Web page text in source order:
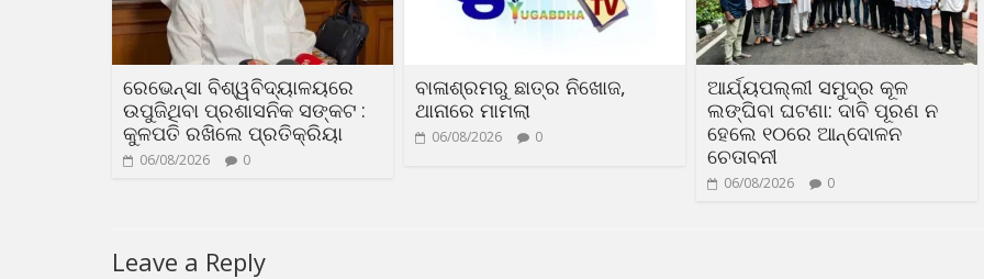
ରେଭେନ୍ସା ବିଶ୍ୱବିଦ୍ୟାଳୟରେ
ଉପୁଜିଥିବା ପ୍ରଶାସନିକ ସଙ୍କଟ :
କୁଳପତି ରଖିଲେ ପ୍ରତିକ୍ରିୟା
06/08/2026 0
ବାଳାଶ୍ରମରୁ ଛାତ୍ର ନିଖୋଜ,
ଥାନାରେ ମାମଲା
06/08/2026 0
ଆର୍ଯ୍ୟପଲ୍ଲୀ ସମୁଦ୍ର କୂଳ
ଲଙ୍ଘିବା ଘଟଣା: ଦାବି ପୂରଣ ନ
ହେଲେ ୧୦ରେ ଆନ୍ଦୋଳନ
ଚେତାବନୀ
06/08/2026 0
Leave a Reply